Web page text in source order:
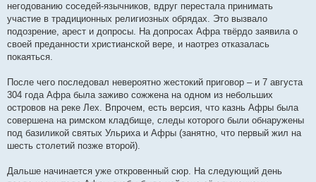
негодованию соседей-язычников, вдруг перестала принимать
участие в традиционных религиозных обрядах. Это вызвало
подозрение, арест и допросы. На допросах Афра твёрдо заявила о
своей преданности христианской вере, и наотрез отказалась
покаяться.
После чего последовал невероятно жестокий приговор – и 7 августа
304 года Афра была заживо сожжена на одном из небольших
островов на реке Лех. Впрочем, есть версия, что казнь Афры была
совершена на римском кладбище, следы которого были обнаружены
под базиликой святых Ульриха и Афры (занятно, что первый жил на
шесть столетий позже второй).
Дальше начинается уже откровенный сюр. На следующий день